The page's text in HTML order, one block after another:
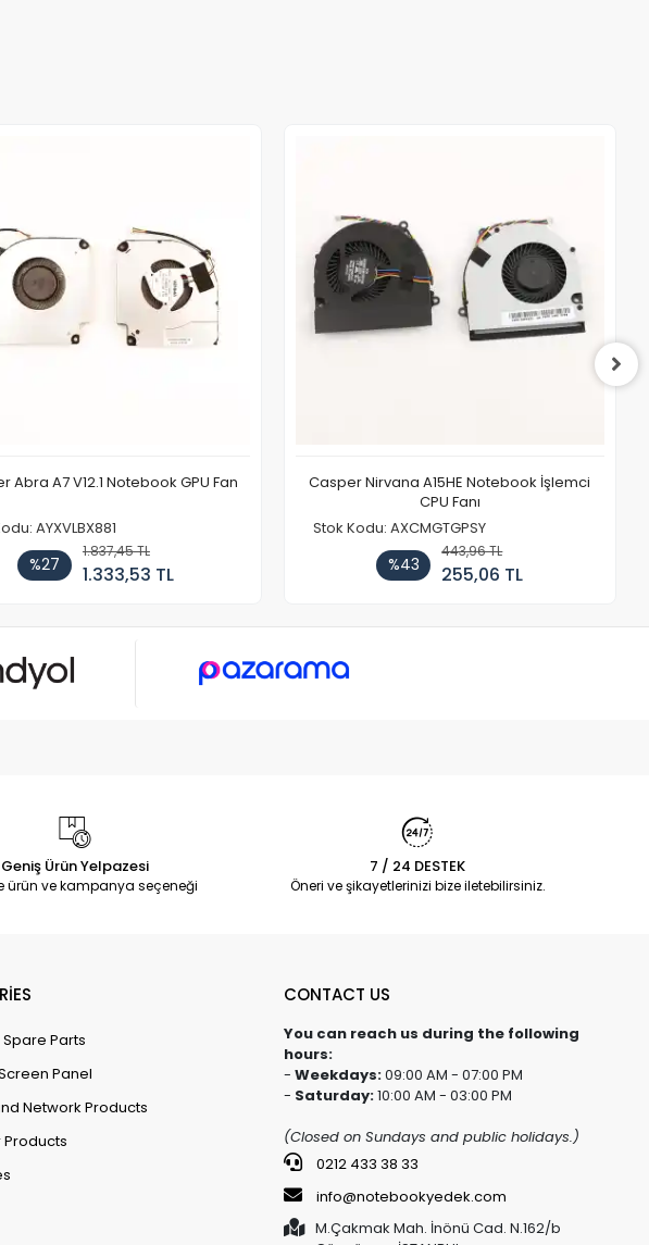
Abra A7 V12.1 Notebook GPU Fan
AYXVLBX881
%27
1.837,45 TL
1.333,53 TL
Casper Nirvana A15HE Notebook İşlemci
CPU Fanı
Stok Kodu: AXCMGTGPSY
%43
443,96 TL
255,06 TL
Geniş Ürün Yelpazesi
ürün ve kampanya seçeneği
7 / 24 DESTEK
Öneri ve şikayetlerinizi bize iletebilirsiniz.
Parts
Panel
Network Products
CONTACT US
You can reach us during the following
hours:
- Weekdays:09:00 AM - 07:00 PM
- Saturday:10:00 AM - 03:00 PM
(Closed on Sundays and public holidays.)
0212 433 38 33
info@notebookyedek.com
M.Çakmak Mah. İnönü Cad. N.162/b